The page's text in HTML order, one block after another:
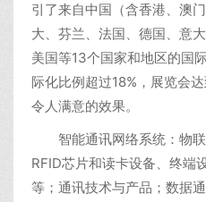
引了来自中国（含香港、澳
大、芬兰、法国、德国、意
美国等13个国家和地区的国
际化比例超过18%，展览会
令人满意的效果。
智能通讯网络系统：物联
RFID芯片和读卡设备、终端
等；通讯技术与产品；数据